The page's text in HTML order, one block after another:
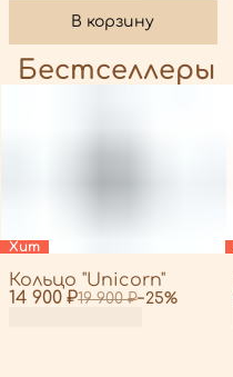
В корзину
Бестселлеры
Хит
14 900 ₽19 900 ₽−25%
Кольцо "Unicorn"